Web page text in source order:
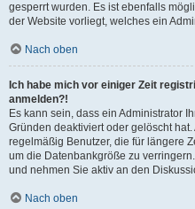
gesperrt wurden. Es ist ebenfalls
der Website vorliegt, welches ein
Nach oben
Ich habe mich vor einiger Zeit
anmelden?!
Es kann sein, dass ein Administrator
Gründen deaktiviert oder gelöscht
regelmäßig Benutzer, die für längere
um die Datenbankgröße zu
und nehmen Sie aktiv an den
Nach oben